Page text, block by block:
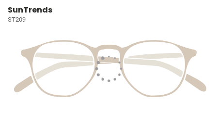
SunTrends
ST209